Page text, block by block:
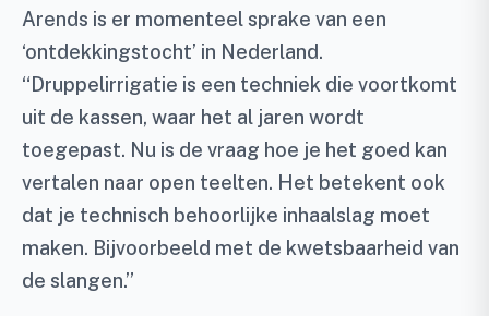
Arends is er momenteel sprake van een
‘ontdekkingstocht’ in Nederland.
“Druppelirrigatie is een techniek die voortkomt
uit de kassen, waar het al jaren wordt
toegepast. Nu is de vraag hoe je het goed kan
vertalen naar open teelten. Het betekent ook
dat je technisch behoorlijke inhaalslag moet
maken. Bijvoorbeeld met de kwetsbaarheid van
de slangen.”